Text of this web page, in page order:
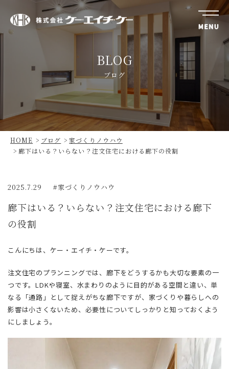
株
チ・
ケ
BLOG
ブログ
HOME ブログ
家づくりノウハウ
廊下はいる？いらない？注文住宅における廊下の役割
2025.7.29 家づくりノウハウ
廊下はいる？いらない？注文住宅における廊下
の役割
こんにちは、ケー・エイチ・ケーです。
注文住宅のプランニングでは、廊下をどうするかも大切な要素の一
つです。LDKや寝室、水まわりのように目的がある空間と違い、単
なる「通路」として捉えがちな廊下ですが、家づくりや暮らしへの
影響は小さくないため、必要性についてしっかりと知っておくよう
にしましょう。